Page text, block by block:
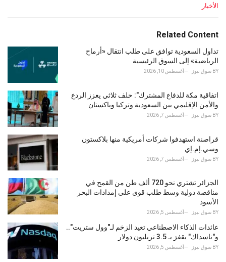
C
e
o
r
i
:
الأخبار
Related Content
تداول السعودية توافق على طلب انتقال «أرماح
الرياضية» إلى السوق الرئيسية
BY سوق نيوز أغسطس 10, 2026
اتفاقية مكة للدفاع المشترك": حلف ثلاثي يعزز الردع
والأمن الإقليمي بين السعودية وتركيا وباكستان
BY سوق نيوز أغسطس 7, 2026
قراصنة استهدفوا شركات أمريكية منها بلاكستون
وسي.إم.إي
BY سوق نيوز أغسطس 7, 2026
الجزائر تشتري نحو 720 ألف طن من القمح في
مناقصة دولية وسط طلب قوي على إمدادات البحر
الأسود
BY سوق نيوز أغسطس 5, 2026
عائدات الذكاء الاصطناعي تعيد الزخم لـ"وول ستريت"..
و"ناسداك" يقفز بـ 3.5 تريليون دولار
BY سوق نيوز أغسطس 5, 2026